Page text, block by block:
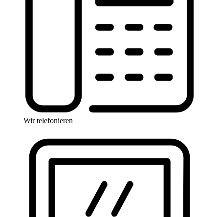
Wir telefonieren